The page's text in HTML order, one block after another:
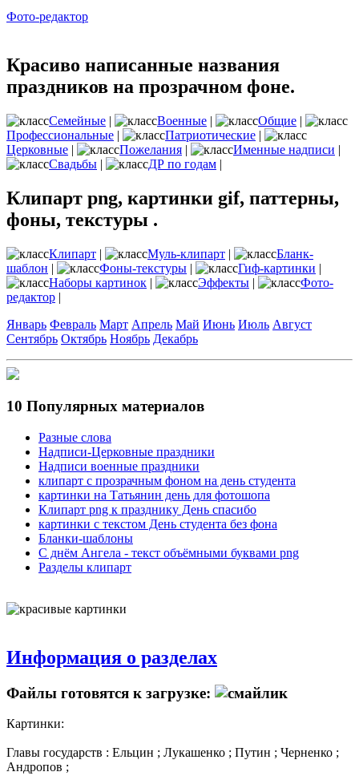
Фото-редактор
Красиво написанные названия
праздников на прозрачном фоне.
Семейные | Военные | Общие |
Профессиональные | Патриотические |
Церковные | Пожелания | Именные надписи |
Свадьбы | ДР по годам |
Клипарт png, картинки gif, паттерны,
фоны, текстуры .
Клипарт | Муль-клипарт |
Бланк-
шаблон | Фоны-текстуры | Гиф-картинки |
Наборы картинок | Эффекты |
Фото-
редактор |
Январь Февраль Март Апрель Май Июнь Июль Август
Сентябрь Октябрь Ноябрь Декабрь
10 Популярных материалов
Разные слова
Надписи-Церковные праздники
Надписи военные праздники
клипарт с прозрачным фоном на день студента
картинки на Татьянин день для фотошопа
Клипарт png к празднику День спасибо
картинки с текстом День студента без фона
Бланки-шаблоны
С днём Ангела - текст объёмными буквами png
Разделы клипарт
Информация о разделах
Файлы готовятся к загрузке:
Картинки:
Главы государств : Ельцин ; Лукашенко ; Путин ; Черненко ;
Андропов ;